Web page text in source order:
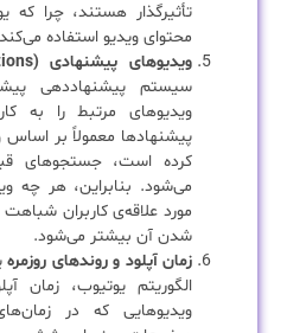
تأثیرگذار هستند، چرا که
محتوای ویدیو استفاده
ویدیوهای پیشنهادی (Recommendations)
سیستم پیشنهاددهی
ویدیوهای مرتبط را به
پیشنهادها معمولاً بر اساس
کرده است، جستجوهای
می‌شود. بنابراین، هر چه
مورد علاقه‌ی کاربران
شدن آن بیشتر می‌شود.
زمان آپلود و روندهای روزمره
الگوریتم یوتیوب، زمان
ویدیوهایی که در